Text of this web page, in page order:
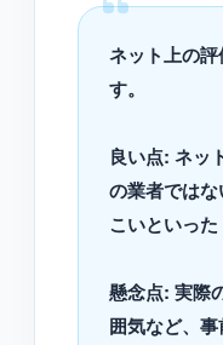
ネット上の
す。
良い点: ネッ
の業者では
こいといった
懸念点: 実際
囲気など、